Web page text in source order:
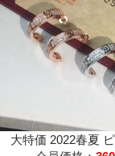
大特価 2022春夏